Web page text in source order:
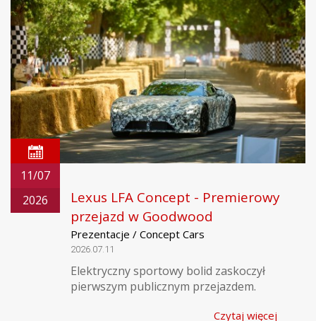
11/07
2026
Lexus LFA Concept - Premierowy
przejazd w Goodwood
Prezentacje / Concept Cars
2026.07.11
Elektryczny sportowy bolid zaskoczył
pierwszym publicznym przejazdem.
Czytaj więcej